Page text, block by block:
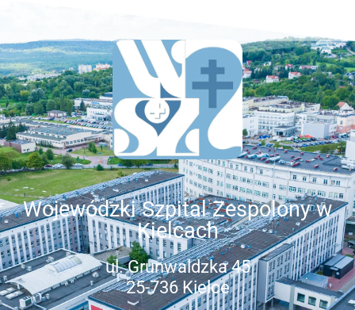
Wojewódzki Szpital Zespolony w
Kielcach
ul. Grunwaldzka 45
25-736 Kielce